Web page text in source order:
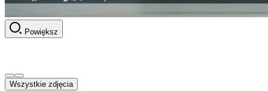
Powiększ
Wszystkie zdjęcia